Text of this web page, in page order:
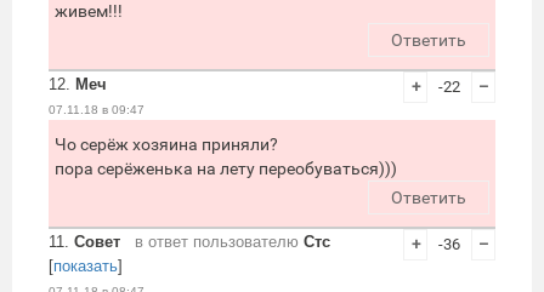
живем!!!
Ответить
12. Меч
07.11.18 в 09:47
+ -22 –
Чо серёж хозяина приняли?
пора серёженька на лету переобуваться)))
Ответить
11. Совет в ответ пользователю Стс
[показать]
+ -36 –